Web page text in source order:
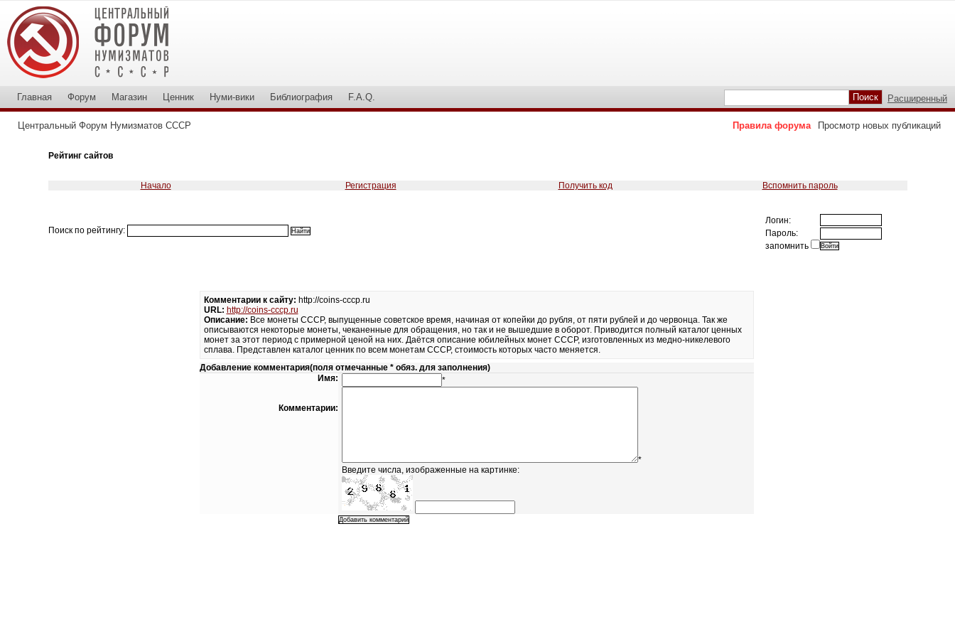
Расширенный
Главная Форум Магазин Ценник Нуми-вики Библиография F.A.Q.
Центральный Форум Нумизматов СССР Правила форума Просмотр новых публикаций
Рейтинг сайтов
Начало Регистрация Получить код Вспомнить пароль
Поиск по рейтингу:
Логин:
Пароль:
запомнить
Комментарии к сайту: http://coins-cccp.ru
URL: http://coins-cccp.ru
Описание: Все монеты СССР, выпущенные советское время, начиная от копейки до рубля, от пяти рублей и до червонца. Так же
описываются некоторые монеты, чеканенные для обращения, но так и не вышедшие в оборот. Приводится полный каталог ценных
монет за этот период с примерной ценой на них. Даётся описание юбилейных монет СССР, изготовленных из медно-никелевого
сплава. Представлен каталог ценник по всем монетам СССР, стоимость которых часто меняется.
Добавление комментария(поля отмечанные * обяз. для заполнения)
Имя:
Комментарии:
*
*
Введите числа, изображенные на картинке: